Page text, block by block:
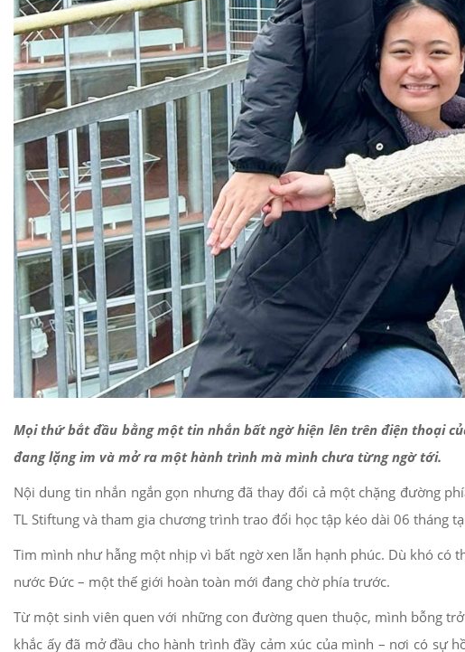
Mọi thứ bắt đầu bằng một tin nhắn bất ngờ hiện lên trên điện thoại
đang lặng im và mở ra một hành trình mà mình chưa từng ngờ tới.
Nội dung tin nhắn ngắn gọn nhưng đã thay đổi cả một chặng đường
TL Stiftung và tham gia chương trình trao đổi học tập kéo dài 06 tháng
Tim mình như hẫng một nhịp vì bất ngờ xen lẫn hạnh phúc. Dù khó có
nước Đức – một thế giới hoàn toàn mới đang chờ phía trước.
Từ một sinh viên quen với những con đường quen thuộc, mình bỗng
khắc ấy đã mở đầu cho hành trình đầy cảm xúc của mình – nơi có